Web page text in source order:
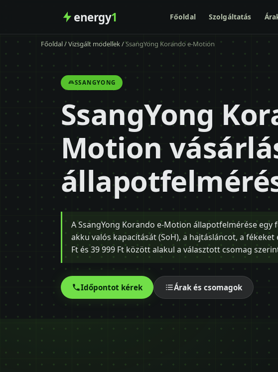
energy1 Főoldal Szolgáltatás
Főoldal/Vizsgált modellek/SsangYong Korando e-Motion
SSANGYONG
SsangYong
Motion
A SsangYong Korando e-Motion állapotfelmérése egy
akku valós kapacitását (SoH), a hajtásláncot, a
Ft és 39 999 Ft között alakul a választott csomag
Időpontot kérek Árak és csomagok